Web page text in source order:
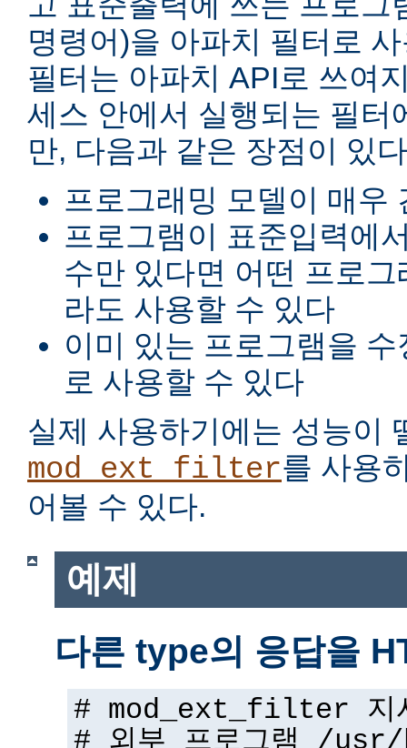
명령어)을 아파치 필터로
필터는 아파치 API로 쓰여
세스 안에서 실행되는 필터
만, 다음과 같은 장점이 있
프로그래밍 모델이 매우
프로그램이 표준입력에
수만 있다면 어떤 프로
라도 사용할 수 있다
이미 있는 프로그램을
로 사용할 수 있다
실제 사용하기에는 성능이
mod_ext_filter를 사용
어볼 수 있다.
예제
다른 type의 응답을
# mod_ext_filter 지
# 외부 프로그램 /